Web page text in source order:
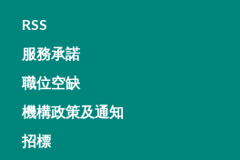
RSS
服務承諾
職位空缺
機構政策及通知
招標